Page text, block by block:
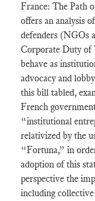
France: The Path
offers an analysis
defenders (NGOs
Corporate Duty of
behave as
advocacy and
this bill tabled,
French
“institutional
relativized by the
“Fortuna,” in
adoption of this
perspective the
including